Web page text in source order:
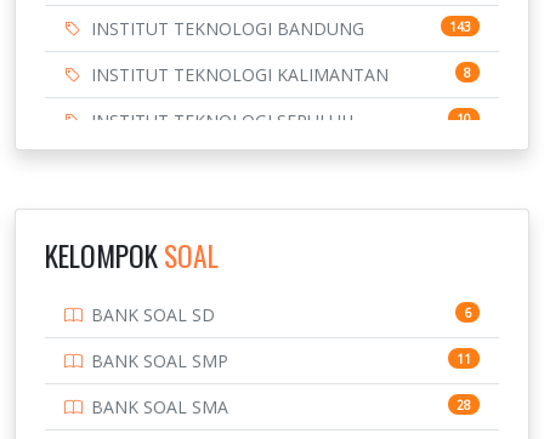
INSTITUT TEKNOLOGI BANDUNG 143
INSTITUT TEKNOLOGI KALIMANTAN 8
INSTITUT TEKNOLOGI SEPULUH
NOVEMBER
10
3
169
7
KELOMPOKSOAL
BANK SOAL SD 6
BANK SOAL SMP 11
BANK SOAL SMA 28